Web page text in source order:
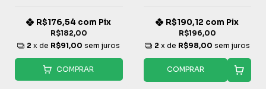
R$182,00
R$176,54 com Pix
2 x de R$91,00 sem juros
COMPRAR
R$196,00
R$190,12 com Pix
2 x de R$98,00 sem juros
COMPRAR